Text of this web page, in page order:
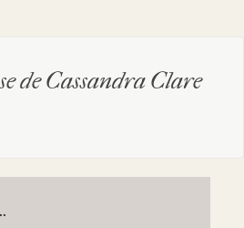
de Cassandra Clare